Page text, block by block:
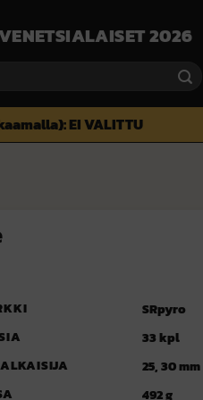
2026
EI VALITTU
SRpyro
33 kpl
25, 30 mm
492 g